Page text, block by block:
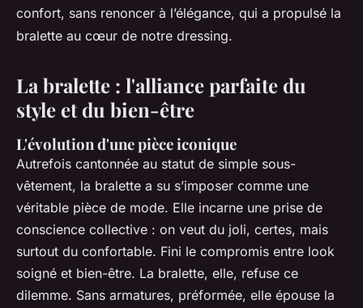
confort, sans renoncer à l’élégance, qui a propulsé la
bralette au cœur de notre dressing.
La bralette : l'alliance parfaite du
style et du bien-être
L'évolution d'une pièce iconique
Autrefois cantonnée au statut de simple sous-
vêtement, la bralette a su s’imposer comme une
véritable pièce de mode. Elle incarne une prise de
conscience collective : on veut du joli, certes, mais
surtout du confortable. Fini le compromis entre look
soigné et bien-être. La bralette, elle, refuse ce
dilemme. Sans armatures, préformée, elle épouse la